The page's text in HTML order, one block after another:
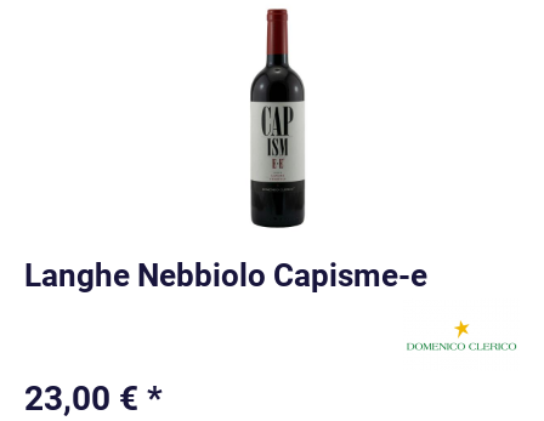
Langhe Nebbiolo Capisme-e
23,00 € *